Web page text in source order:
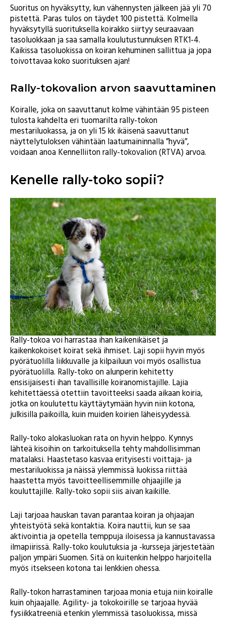
Suoritus on hyväksytty, kun vähennysten jälkeen jää yli 70
pistettä. Paras tulos on täydet 100 pistettä. Kolmella
hyväksytyllä suorituksella koirakko siirtyy seuraavaan
tasoluokkaan ja saa samalla koulutustunnuksen RTK1-4.
Kaikissa tasoluokissa on koiran kehuminen sallittua ja jopa
toivottavaa koko suorituksen ajan!
Rally-tokovalion arvon saavuttaminen
Koiralle, joka on saavuttanut kolme vähintään 95 pisteen
tulosta kahdelta eri tuomarilta rally-tokon
mestariluokassa, ja on yli 15 kk ikäisenä saavuttanut
näyttelytuloksen vähintään laatumaininnalla ”hyvä”,
voidaan anoa Kennelliiton rally-tokovalion (RTVA) arvoa.
Kenelle rally-toko sopii?
Rally-tokoa voi harrastaa ihan kaikenikäiset ja
kaikenkokoiset koirat sekä ihmiset. Laji sopii hyvin myös
pyörätuolilla liikkuvalle ja kilpailuun voi myös osallistua
pyörätuolilla. Rally-toko on alunperin kehitetty
ensisijaisesti ihan tavallisille koiranomistajille. Lajia
kehitettäessä otettiin tavoitteeksi saada aikaan koiria,
jotka on koulutettu käyttäytymään hyvin niin kotona,
julkisilla paikoilla, kuin muiden koirien läheisyydessä.
Rally-toko alokasluokan rata on hyvin helppo. Kynnys
lähteä kisoihin on tarkoituksella tehty mahdollisimman
matalaksi. Haastetaso kasvaa erityisesti voittaja- ja
mestariluokissa ja näissä ylemmissä luokissa riittää
haastetta myös tavoitteellisemmille ohjaajille ja
kouluttajille. Rally-toko sopii siis aivan kaikille.
Laji tarjoaa hauskan tavan parantaa koiran ja ohjaajan
yhteistyötä sekä kontaktia. Koira nauttii, kun se saa
aktivointia ja opetella temppuja iloisessa ja kannustavassa
ilmapiirissä. Rally-toko koulutuksia ja -kursseja järjestetään
paljon ympäri Suomen. Sitä on kuitenkin helppo harjoitella
myös itsekseen kotona tai lenkkien ohessa.
Rally-tokon harrastaminen tarjoaa monia etuja niin koiralle
kuin ohjaajalle. Agility- ja tokokoirille se tarjoaa hyvää
fysiikkatreeniä etenkin ylemmissä tasoluokissa, missä